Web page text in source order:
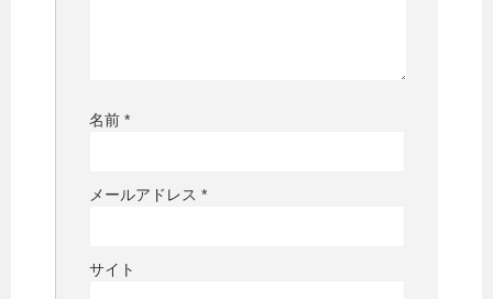
名前 *
メールアドレス *
サイト